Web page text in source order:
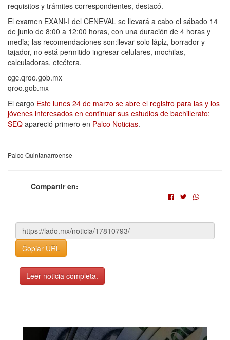
requisitos y trámites correspondientes, destacó.
El examen EXANI-I del CENEVAL se llevará a cabo el sábado 14
de junio de 8:00 a 12:00 horas, con una duración de 4 horas y
media; las recomendaciones son:llevar solo lápiz, borrador y
tajador, no está permitido ingresar celulares, mochilas,
calculadoras, etcétera.
cgc.qroo.gob.mx
qroo.gob.mx
El cargo Este lunes 24 de marzo se abre el registro para las y los
jóvenes interesados en continuar sus estudios de bachillerato:
SEQ apareció primero en Palco Noticias.
Palco Quintanarroense
Compartir en:
Copiar URL
Leer noticia completa.